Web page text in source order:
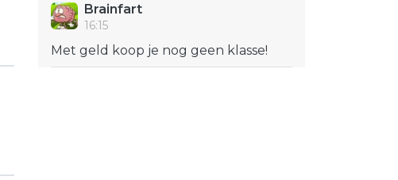
Brainfart
16:15
Met geld koop je nog geen klasse!